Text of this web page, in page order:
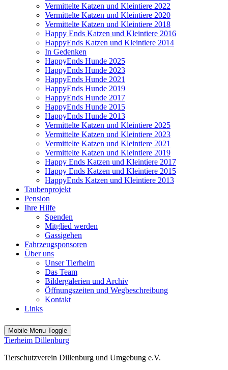
Vermittelte Katzen und Kleintiere 2022
Vermittelte Katzen und Kleintiere 2020
Vermittelte Katzen und Kleintiere 2018
Happy Ends Katzen und Kleintiere 2016
HappyEnds Katzen und Kleintiere 2014
In Gedenken
HappyEnds Hunde 2025
HappyEnds Hunde 2023
HappyEnds Hunde 2021
HappyEnds Hunde 2019
HappyEnds Hunde 2017
HappyEnds Hunde 2015
HappyEnds Hunde 2013
Vermittelte Katzen und Kleintiere 2025
Vermittelte Katzen und Kleintiere 2023
Vermittelte Katzen und Kleintiere 2021
Vermittelte Katzen und Kleintiere 2019
Happy Ends Katzen und Kleintiere 2017
Happy Ends Katzen und Kleintiere 2015
HappyEnds Katzen und Kleintiere 2013
Taubenprojekt
Pension
Ihre Hilfe
Spenden
Mitglied werden
Gassigehen
Fahrzeugsponsoren
Über uns
Unser Tierheim
Das Team
Bildergalerien und Archiv
Öffnungszeiten und Wegbeschreibung
Kontakt
Links
Mobile Menu Toggle
Tierheim Dillenburg
Tierschutzverein Dillenburg und Umgebung e.V.